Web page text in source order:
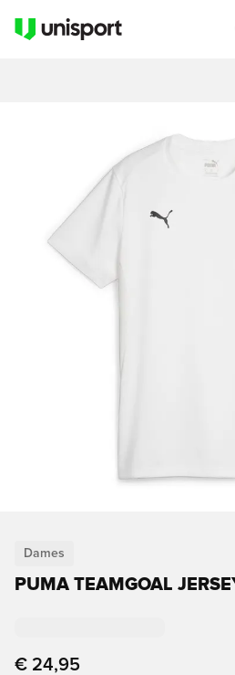
Dames
PUMA TEAMGOAL
€ 24,95